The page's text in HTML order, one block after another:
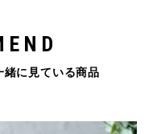
緒に見ている商品